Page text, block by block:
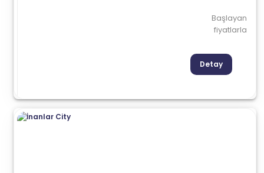
Başlayan
fiyatlarla
Detay